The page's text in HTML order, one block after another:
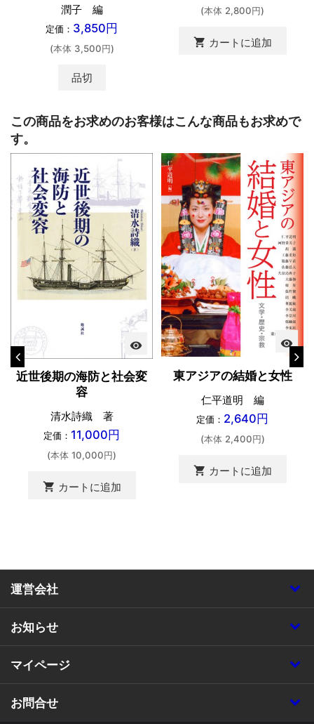
潤子 編
定価： 3,850円
(本体 3,500円)
品切
(本体 2,800円)
shopping_cart カートに追加
この商品をお求めのお客様はこんな商品もお求めで
す。
visibility
近世後期の海防と社会変
容
清水詩織 著
定価： 11,000円
(本体 10,000円)
shopping_cart カートに追加
visibility
東アジアの結婚と女性
仁平道明 編
定価： 2,640円
(本体 2,400円)
shopping_cart カートに追加
運営会社
お知らせ
マイページ
お問合せ